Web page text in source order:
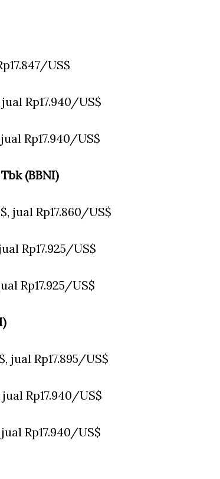
US$
Rp17.940/US$
Rp17.940/US$
(BBNI)
jual Rp17.860/US$
Rp17.925/US$
Rp17.925/US$
jual Rp17.895/US$
Rp17.940/US$
Rp17.940/US$